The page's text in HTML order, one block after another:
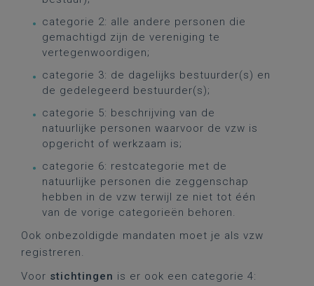
categorie 2: alle andere personen die
gemachtigd zijn de vereniging te
vertegenwoordigen;
categorie 3: de dagelijks bestuurder(s) en
de gedelegeerd bestuurder(s);
categorie 5: beschrijving van de
natuurlijke personen waarvoor de vzw is
opgericht of werkzaam is;
categorie 6: restcategorie met de
natuurlijke personen die zeggenschap
hebben in de vzw terwijl ze niet tot één
van de vorige categorieën behoren.
Ook onbezoldigde mandaten moet je als vzw
registreren.
Voor stichtingen is er ook een categorie 4: